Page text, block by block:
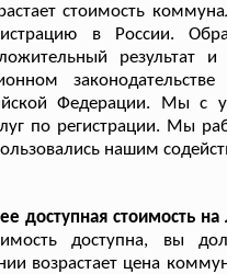
стоимость
в России.
результат
Федерации. Мы с
по регистрации. Мы
нашим
доступная стоимость на
доступна, вы
возрастает цена